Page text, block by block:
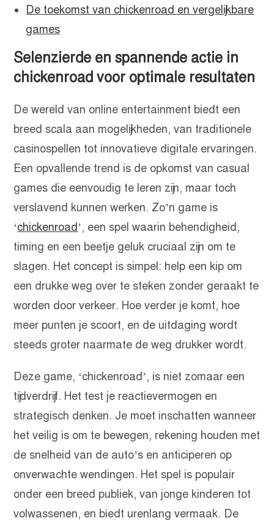
De toekomst van chickenroad en vergelijkbare
games
Selenzierde en spannende actie in
chickenroad voor optimale resultaten
De wereld van online entertainment biedt een
breed scala aan mogelijkheden, van traditionele
casinospellen tot innovatieve digitale ervaringen.
Een opvallende trend is de opkomst van casual
games die eenvoudig te leren zijn, maar toch
verslavend kunnen werken. Zo’n game is
‘chickenroad’, een spel waarin behendigheid,
timing en een beetje geluk cruciaal zijn om te
slagen. Het concept is simpel: help een kip om
een drukke weg over te steken zonder geraakt te
worden door verkeer. Hoe verder je komt, hoe
meer punten je scoort, en de uitdaging wordt
steeds groter naarmate de weg drukker wordt.
Deze game, ‘chickenroad’, is niet zomaar een
tijdverdrijf. Het test je reactievermogen en
strategisch denken. Je moet inschatten wanneer
het veilig is om te bewegen, rekening houden met
de snelheid van de auto’s en anticiperen op
onverwachte wendingen. Het spel is populair
onder een breed publiek, van jonge kinderen tot
volwassenen, en biedt urenlang vermaak. De